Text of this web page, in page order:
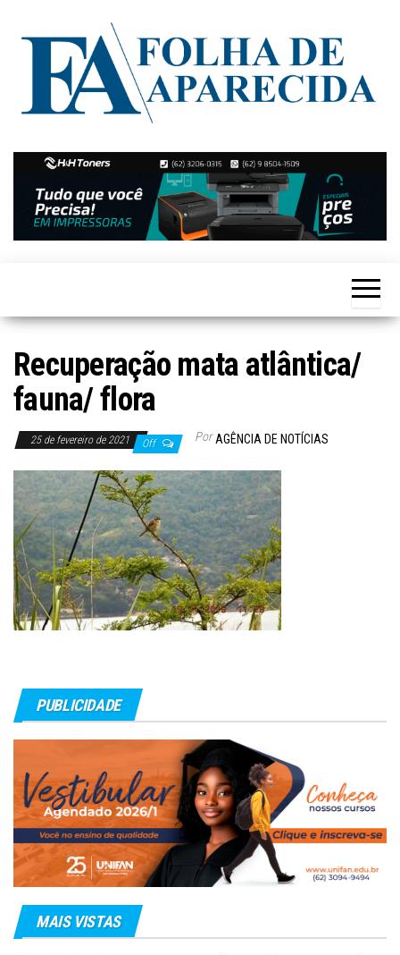
Folha de
Aparecida
Notícias
de
Aparecida
de
Goiânia
Recuperação mata atlântica/
fauna/ flora
25 de fevereiro de 2021 Off Por AGÊNCIA DE NOTÍCIAS
PUBLICIDADE
MAIS VISTAS